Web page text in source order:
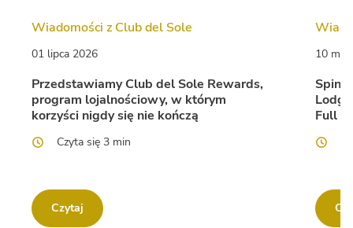
Wiadomości z Club del Sole
01 lipca 2026
Przedstawiamy Club del Sole Rewards,
program lojalnościowy, w którym
korzyści nigdy się nie kończą
Czyta się 3 min
Czytaj
10
Spina
Full